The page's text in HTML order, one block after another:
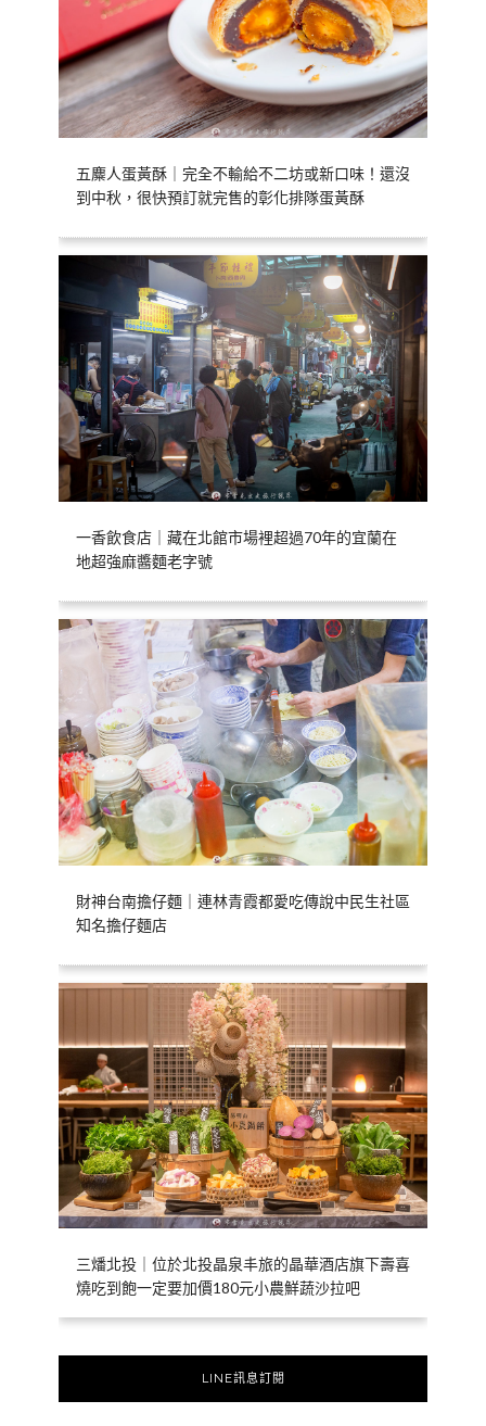
五麋人蛋黃酥｜完全不輸給不二坊或新口味！還沒
到中秋，很快預訂就完售的彰化排隊蛋黃酥
一香飲食店｜藏在北館市場裡超過70年的宜蘭在
地超強麻醬麵老字號
財神台南擔仔麵｜連林青霞都愛吃傳說中民生社區
知名擔仔麵店
三燔北投｜位於北投晶泉丰旅的晶華酒店旗下壽喜
燒吃到飽一定要加價180元小農鮮蔬沙拉吧
LINE訊息訂閱